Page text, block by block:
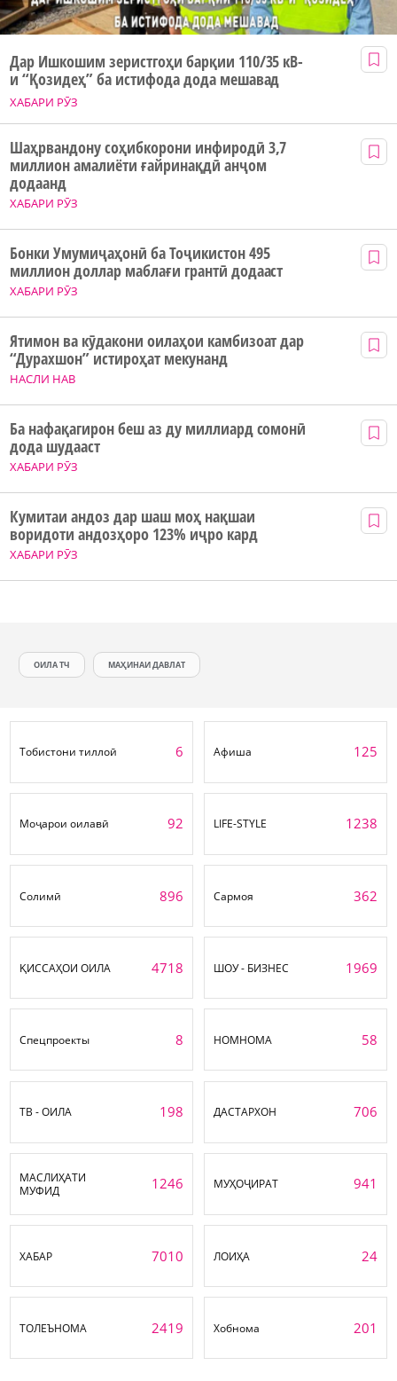
ХАБАРИ РӮЗ
Дар Ишкошим зеристгоҳи барқии 110/35 кВ-
и “Қозидеҳ” ба истифода дода мешавад
ХАБАРИ РӮЗ
Шаҳрвандону соҳибкорони инфиродӣ 3,7
миллион амалиёти ғайринақдӣ анҷом
додаанд
ХАБАРИ РӮЗ
Бонки Умумиҷаҳонӣ ба Тоҷикистон 495
миллион доллар маблағи грантӣ додааст
НАСЛИ НАВ
Ятимон ва кӯдакони оилаҳои камбизоат дар
“Дурахшон” истироҳат мекунанд
ХАБАРИ РӮЗ
Ба нафақагирон беш аз ду миллиард сомонӣ
дода шудааст
ХАБАРИ РӮЗ
Кумитаи андоз дар шаш моҳ нақшаи
воридоти андозҳоро 123% иҷро кард
ОИЛА ТЧ МАҲИНАИ ДАВЛАТ
Тобистони тиллоӣ 6 Афиша 125
Моҷарои оилавӣ 92 LIFE-STYLE 1238
Солимӣ 896 Сармоя 362
ҚИССАҲОИ ОИЛА 4718 ШОУ - БИЗНЕС 1969
Спецпроекты 8 НОМНОМА 58
ТВ - ОИЛА 198 ДАСТАРХОН 706
МАСЛИҲАТИ
МУФИД
1246 МУҲОҶИРАТ 941
ХАБАР 7010 ЛОИҲА 24
ТОЛЕЪНОМА 2419 Хобнома 201